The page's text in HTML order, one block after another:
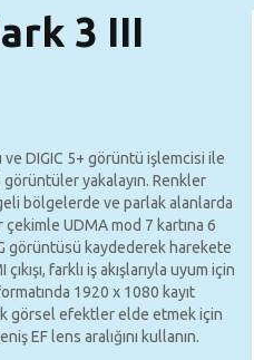
3 III
DIGIC 5+ görüntü işlemcisi ile
görüntüler yakalayın. Renkler
bölgelerde ve parlak alanlarda
çekimle UDMA mod 7 kartına 6
görüntüsü kaydederek harekete
farklı iş akışlarıyla uyum için
1920 x 1080 kayıt
görsel efektler elde etmek için
EF lens aralığını kullanın.